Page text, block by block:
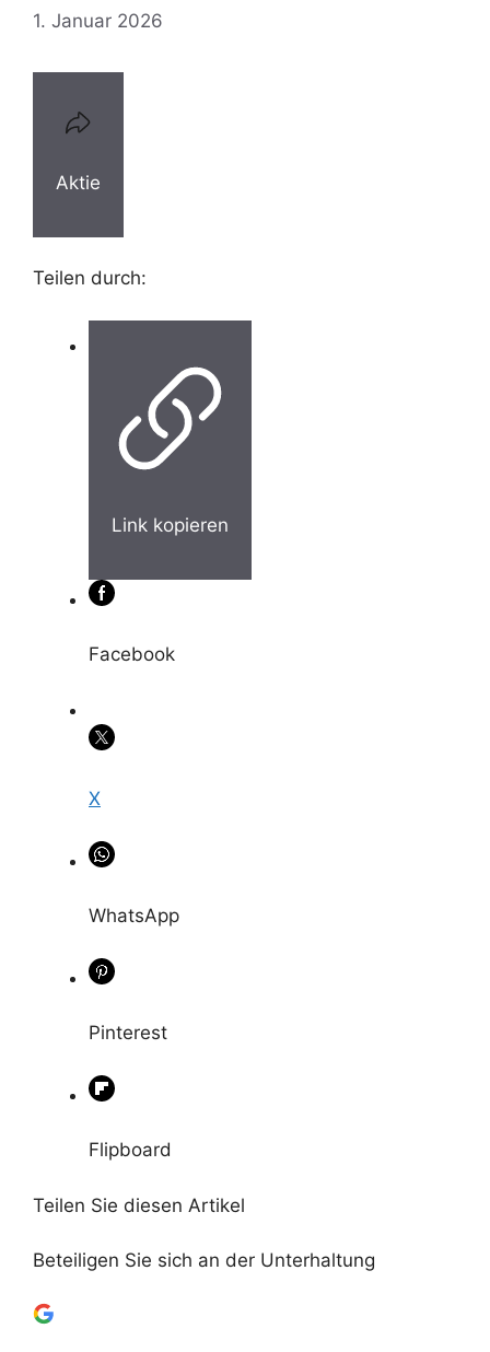
1. Januar 2026
Aktie
Teilen durch:
Link kopieren
Facebook
X
WhatsApp
Pinterest
Flipboard
Teilen Sie diesen Artikel
Beteiligen Sie sich an der Unterhaltung